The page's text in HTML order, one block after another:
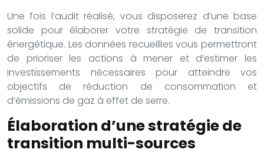
Une fois l’audit réalisé, vous disposerez d’une base
solide pour élaborer votre stratégie de transition
énergétique. Les données recueillies vous permettront
de prioriser les actions à mener et d’estimer les
investissements nécessaires pour atteindre vos
objectifs de réduction de consommation et
d’émissions de gaz à effet de serre.
Élaboration d’une stratégie de
transition multi-sources